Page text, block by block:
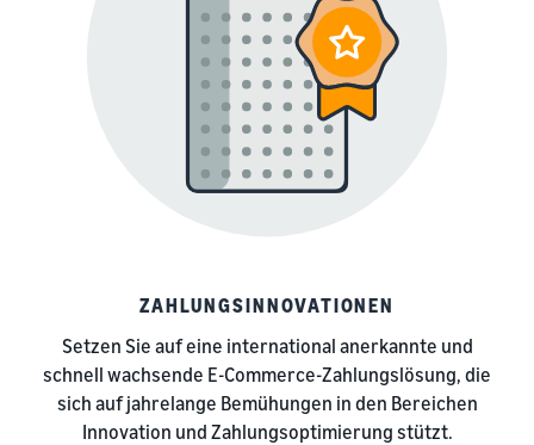
ZAHLUNGSINNOVATIONEN
Setzen Sie auf eine international anerkannte und
schnell wachsende E-Commerce-Zahlungslösung, die
sich auf jahrelange Bemühungen in den Bereichen
Innovation und Zahlungsoptimierung stützt.